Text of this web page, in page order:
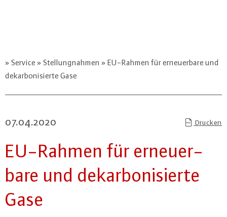
Service Stellungnahmen
EU-Rahmen für erneuerbare und
dekarbonisierte Gase
07.04.2020 Drucken
EU-Rahmen für er­neu­er­
ba­re und dekar­bo­ni­sier­te
Gase